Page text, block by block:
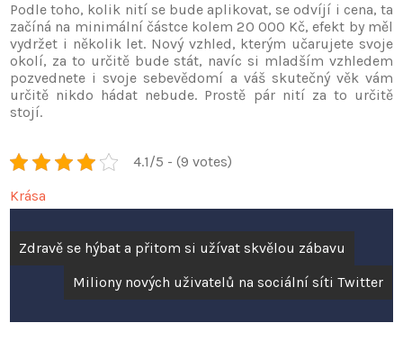
Podle toho, kolik nití se bude aplikovat, se odvíjí i cena, ta
začíná na minimální částce kolem 20 000 Kč, efekt by měl
vydržet i několik let. Nový vzhled, kterým učarujete svoje
okolí, za to určitě bude stát, navíc si mladším vzhledem
pozvednete i svoje sebevědomí a váš skutečný věk vám
určitě nikdo hádat nebude. Prostě pár nití za to určitě
stojí.
4.1/5 - (9 votes)
Krása
Navigace
příspěvek
Zdravě se hýbat a přitom si užívat skvělou zábavu
Miliony nových uživatelů na sociální síti Twitter